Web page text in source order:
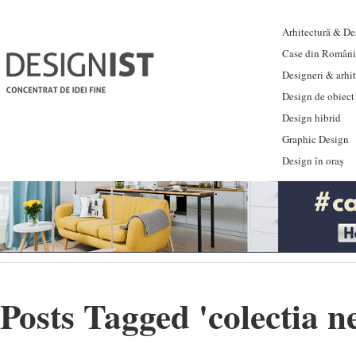
Arhitectură &
Case din
Designeri &
Design de obiect
Design hibrid
Graphic Design
Design în oraș
Posts Tagged 'colectia